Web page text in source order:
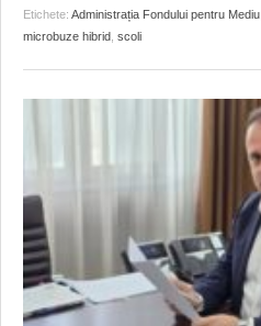
SFATURI JURIDICE
Etichete: Administrația Fondului pentru Mediu
microbuze hibrid scoli